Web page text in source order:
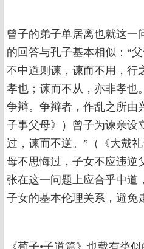
曾子的弟子单居离也就这一
的回答与孔子基本相似：“
不中道则谏，谏而不用，行
孝也；谏而不从，亦非孝也
争辩。争辩者，作乱之所由
子事父母》）曾子为谏亲设
过，谏而不逆。”（《大戴
母不思悔过，子女不应违逆
张在这一问题上应合乎中道
子女的基本伦理关系，避免
《荀子•子道篇》也载有类